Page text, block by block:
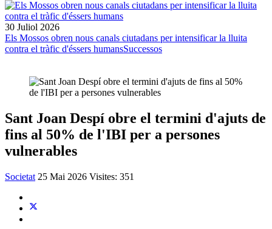
30 Juliol 2026
Els Mossos obren nous canals ciutadans per intensificar la lluita
contra el tràfic d'éssers humansSuccessos
Sant Joan Despí obre el termini d'ajuts de
fins al 50% de l'IBI per a persones
vulnerables
Societat 25 Mai 2026 Visites: 351